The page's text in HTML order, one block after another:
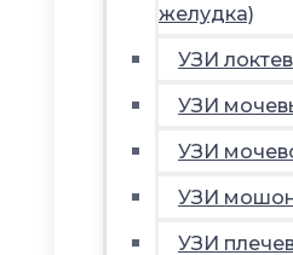
желудка)
УЗИ
УЗИ
УЗИ
УЗИ
УЗИ